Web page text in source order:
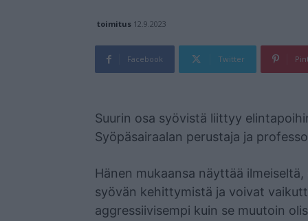
toimitus 12.9.2023
Facebook Twitter
Suurin osa syövistä liittyy
Syöpäsairaalan perustaja ja
Hänen mukaansa näyttää
syövän kehittymistä ja voivat
aggressiivisempi kuin se muutoin